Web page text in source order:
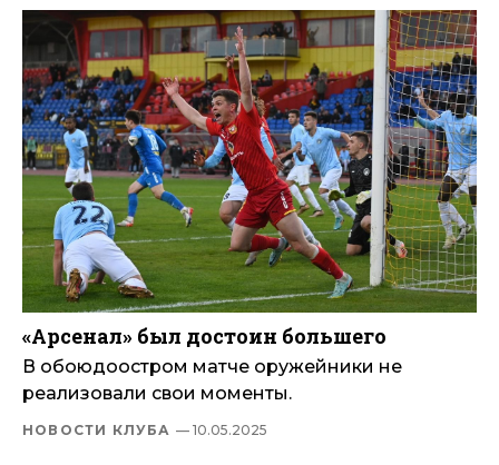
«Арсенал» был достоин большего
В обоюдоостром матче оружейники не
реализовали свои моменты.
НОВОСТИ КЛУБА — 10.05.2025